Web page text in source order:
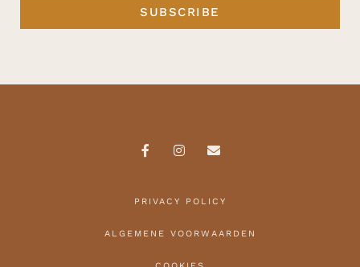
SUBSCRIBE
PRIVACY POLICY
ALGEMENE VOORWAARDEN